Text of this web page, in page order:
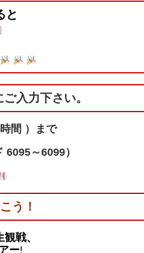
と
入力下さい。
間 ）まで
～6099）
う！
戦、
ー!